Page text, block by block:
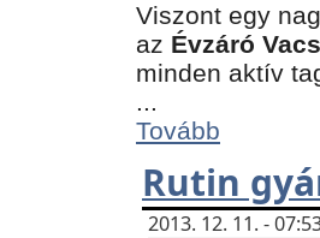
Viszont egy
az Évzáró
minden aktív
...
Tovább
Rutin
2013. 12. 11. -